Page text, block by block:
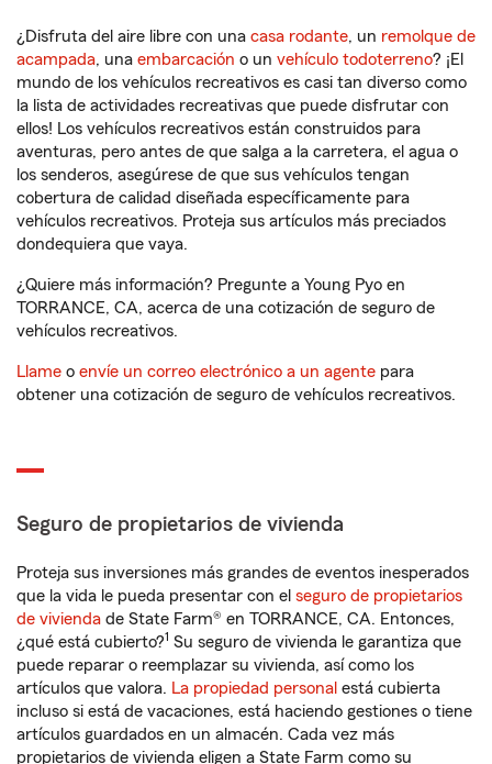
¿Disfruta del aire libre con una casa rodante, un remolque de
acampada, una embarcación o un vehículo todoterreno? ¡El
mundo de los vehículos recreativos es casi tan diverso como
la lista de actividades recreativas que puede disfrutar con
ellos! Los vehículos recreativos están construidos para
aventuras, pero antes de que salga a la carretera, el agua o
los senderos, asegúrese de que sus vehículos tengan
cobertura de calidad diseñada específicamente para
vehículos recreativos. Proteja sus artículos más preciados
dondequiera que vaya.
¿Quiere más información? Pregunte a Young Pyo en
TORRANCE, CA, acerca de una cotización de seguro de
vehículos recreativos.
Llame o envíe un correo electrónico a un agente para
obtener una cotización de seguro de vehículos recreativos.
Seguro de propietarios de vivienda
Proteja sus inversiones más grandes de eventos inesperados
que la vida le pueda presentar con el seguro de propietarios
de vivienda de State Farm® en TORRANCE, CA. Entonces,
¿qué está cubierto?1 Su seguro de vivienda le garantiza que
puede reparar o reemplazar su vivienda, así como los
artículos que valora. La propiedad personal está cubierta
incluso si está de vacaciones, está haciendo gestiones o tiene
artículos guardados en un almacén. Cada vez más
propietarios de vivienda eligen a State Farm como su